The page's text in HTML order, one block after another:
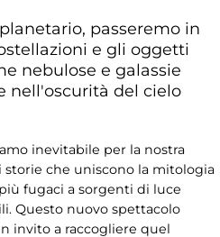
passeremo in
e gli oggetti
nebulose e galassie
nell'oscurità del cielo
inevitabile per la nostra
che uniscono la mitologia
fugaci a sorgenti di luce
Questo nuovo spettacolo
invito a raccogliere quel